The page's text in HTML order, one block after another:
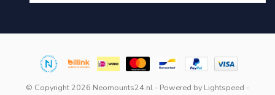
© Copyright 2026 Neomounts24.nl - Powered by Lightspeed -